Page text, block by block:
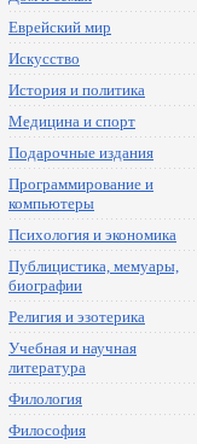
Еврейский мир
Искусство
История и политика
Медицина и спорт
Подарочные издания
Программирование и
компьютеры
Психология и экономика
Публицистика, мемуары,
биографии
Религия и эзотерика
Учебная и научная
литература
Филология
Философия